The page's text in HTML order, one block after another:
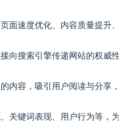
面速度优化、内容质量提升
向搜索引擎传递网站的权威
内容，吸引用户阅读与分享
关键词表现、用户行为等，